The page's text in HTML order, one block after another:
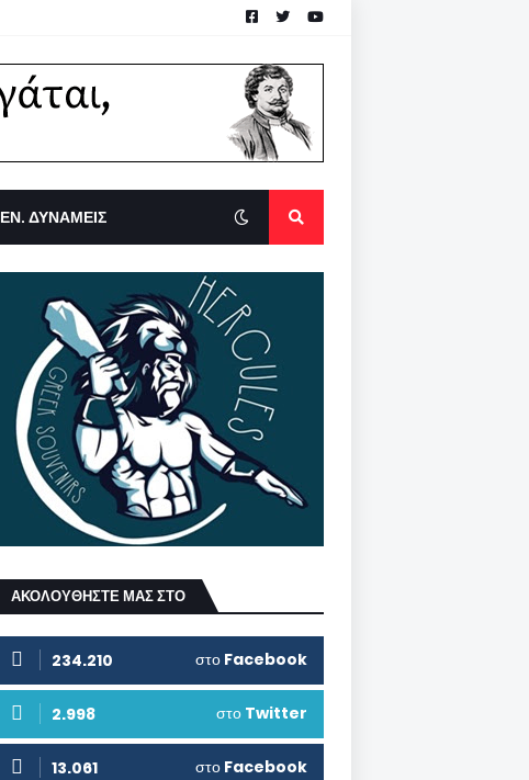
ΕΝ. ΔΥΝΑΜΕΙΣ
ΑΚΟΛΟΥΘΗΣΤΕ ΜΑΣ ΣΤΟ
234.210 στο Facebook
2.998 στο Twitter
13.061 στο Facebook